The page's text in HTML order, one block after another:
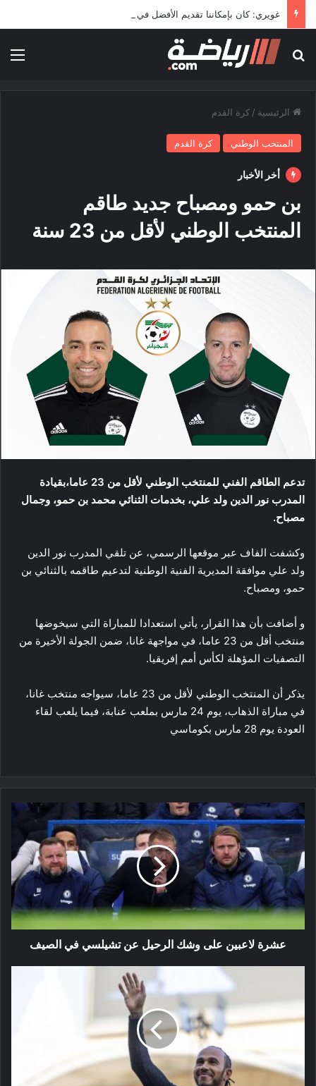
غويري: كان بإمكاننا تقديم الأفضل في المونديال
بحث عن
الرئيسية / كرة القدم
المنتخب الوطني كرة القدم
أخر الأخبار
بن حمو ومصباح جديد طاقم
المنتخب الوطني لأقل من 23 سنة
تدعم الطاقم الفني للمنتخب الوطني لأقل من 23 عاما،بقيادة
المدرب نور الدين ولد علي، بخدمات الثنائي محمد بن حمو، وجمال
مصباح.
وكشفت الفاف عبر موقعها الرسمي، عن تلقي المدرب نور الدين
ولد علي موافقة المديرية الفنية الوطنية لتدعيم طاقمه بالثنائي بن
حمو، ومصباح.
و أضافت بأن هذا القرار، يأتي استعدادا للمباراة التي سيخوضها
منتخب أقل من 23 عاما، في مواجهة غانا، ضمن الجولة الأخيرة من
التصفيات المؤهلة لكأس أمم إفريقيا.
يذكر أن المنتخب الوطني لأقل من 23 عاما، سيواجه منتخب غانا،
في مباراة الذهاب، يوم 24 مارس بملعب عنابة، فيما يلعب لقاء
العودة يوم 28 مارس بكوماسي
عشرة
لاعبين
على
وشك
الرحيل
عن
تشيلسي
في
الصيف
عشرة لاعبين على وشك الرحيل عن تشيلسي في الصيف
أن
أكون